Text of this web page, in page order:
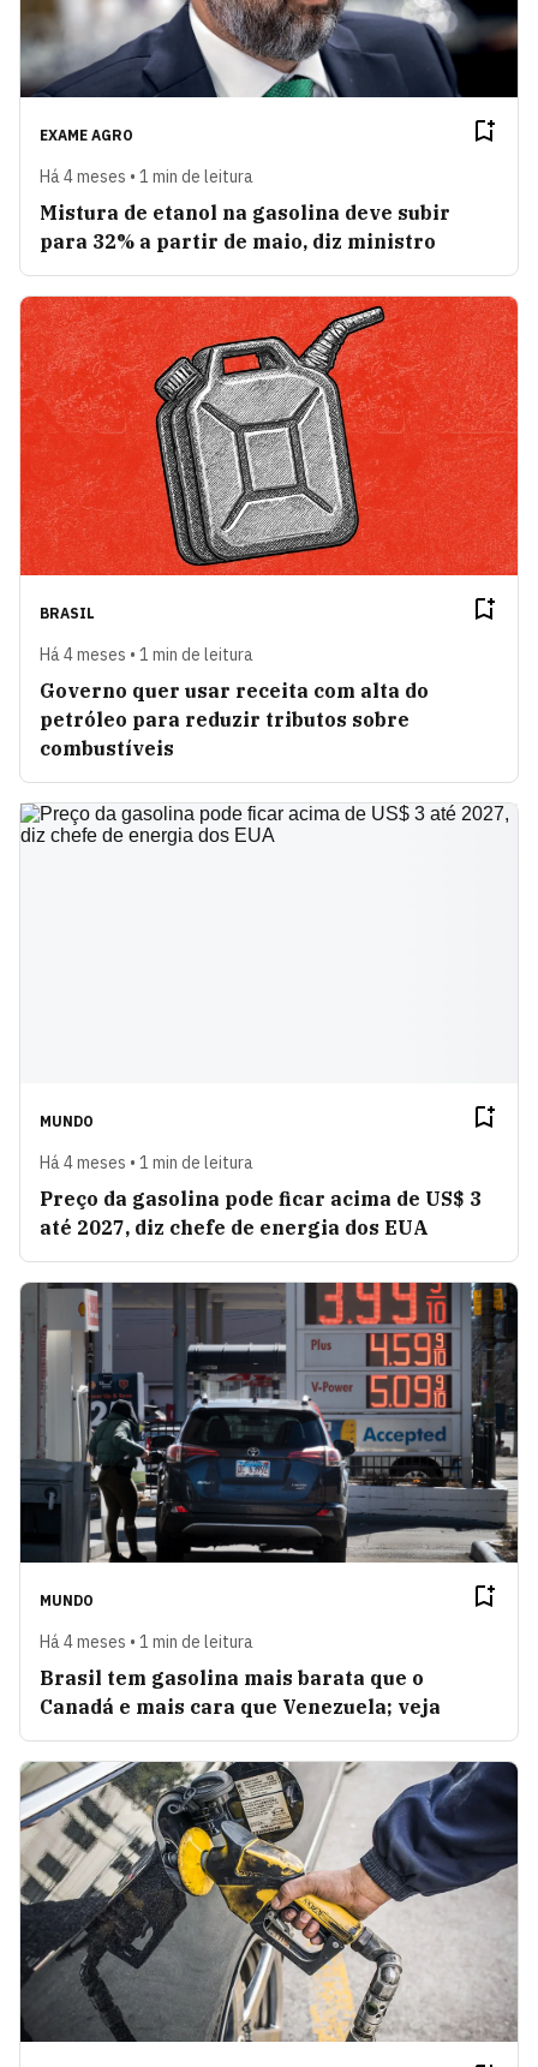
EXAME AGRO
Há 4 meses • 1 min de leitura
Mistura de etanol na gasolina deve subir
para 32% a partir de maio, diz ministro
BRASIL
Há 4 meses • 1 min de leitura
Governo quer usar receita com alta do
petróleo para reduzir tributos sobre
combustíveis
MUNDO
Há 4 meses • 1 min de leitura
Preço da gasolina pode ficar acima de US$ 3
até 2027, diz chefe de energia dos EUA
MUNDO
Há 4 meses • 1 min de leitura
Brasil tem gasolina mais barata que o
Canadá e mais cara que Venezuela; veja